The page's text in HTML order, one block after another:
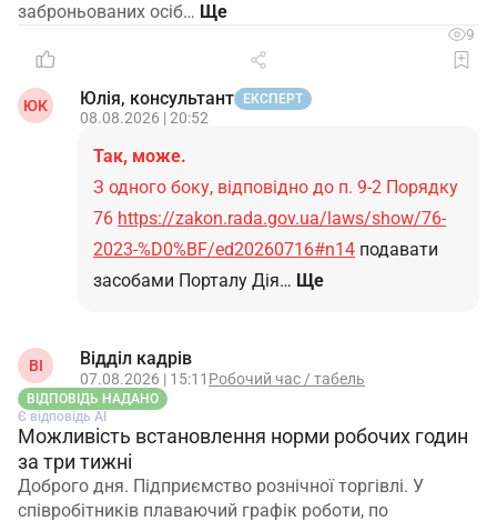
заброньованих осіб…
9
ЮК Юлія, консультант ЕКСПЕРТ
08.08.2026 | 20:52
Так, може.
З одного боку, відповідно до п. 9-2 Порядку
76 https://zakon.rada.gov.ua/laws/show/76-
2023-%D0%BF/ed20260716#n14 подавати
засобами Порталу Дія… Ще
ВІ Відділ кадрів
07.08.2026 | 15:11 Робочий час / табель
ВІДПОВІДЬ НАДАНО
Є відповідь АІ
Можливість встановлення норми робочих годин
за три тижні
Доброго дня. Підприємство рознічної торгівлі. У
співробітників плаваючий графік роботи, по